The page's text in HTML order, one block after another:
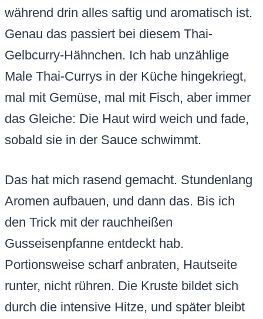
während drin alles saftig und aromatisch ist.
Genau das passiert bei diesem Thai-
Gelbcurry-Hähnchen. Ich hab unzählige
Male Thai-Currys in der Küche hingekriegt,
mal mit Gemüse, mal mit Fisch, aber immer
das Gleiche: Die Haut wird weich und fade,
sobald sie in der Sauce schwimmt.
Das hat mich rasend gemacht. Stundenlang
Aromen aufbauen, und dann das. Bis ich
den Trick mit der rauchheißen
Gusseisenpfanne entdeckt hab.
Portionsweise scharf anbraten, Hautseite
runter, nicht rühren. Die Kruste bildet sich
durch die intensive Hitze, und später bleibt